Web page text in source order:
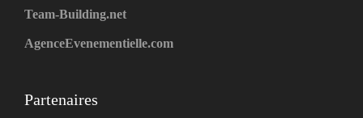
Team-Building.net
AgenceEvenementielle.com
Partenaires